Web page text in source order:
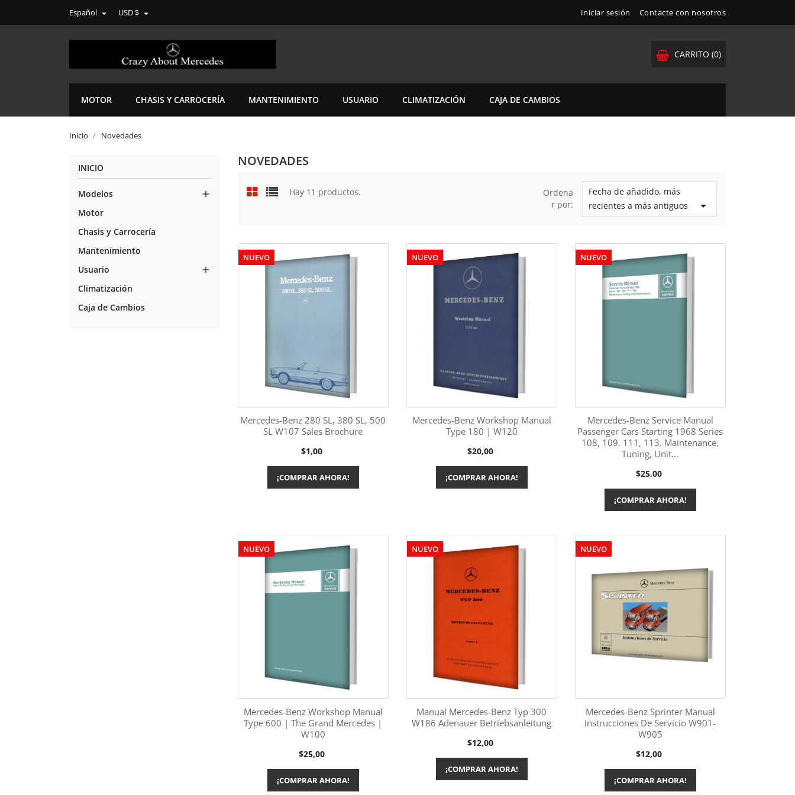
Español  USD $  Iniciar sesión Contacte con nosotros
CARRITO (0)
MOTOR CHASIS Y CARROCERÍA MANTENIMIENTO USUARIO CLIMATIZACIÓN CAJA DE CAMBIOS
Inicio Novedades
INICIO
Modelos 
Motor
Chasis y Carrocería
Mantenimiento
Usuario

Climatización
Caja de Cambios
NOVEDADES
Hay 11 productos.
Ordena
r por:
Fecha de añadido, más
recientes a más antiguos

NUEVO
Más información
Mercedes-Benz 280 SL, 380 SL, 500
SL W107 Sales Brochure
Precio
$1,00
¡COMPRAR AHORA!
NUEVO
Más información
Mercedes-Benz Workshop Manual
Type 180 | W120
Precio
$20,00
¡COMPRAR AHORA!
NUEVO
Más información
Mercedes-Benz Service Manual
Passenger Cars Starting 1968 Series
108, 109, 111, 113. Maintenance,
Tuning, Unit...
Precio
$25,00
¡COMPRAR AHORA!
NUEVO
Más información
Mercedes-Benz Workshop Manual
Type 600 | The Grand Mercedes |
W100
Precio
$25,00
¡COMPRAR AHORA!
NUEVO
Más información
Manual Mercedes-Benz Typ 300
W186 Adenauer Betriebsanleitung
Precio
$12,00
¡COMPRAR AHORA!
NUEVO
Más información
Mercedes-Benz Sprinter Manual
Instrucciones De Servicio W901-
W905
Precio
$12,00
¡COMPRAR AHORA!